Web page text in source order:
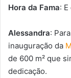
Hora da Fama:
Alessandra:
inauguração da
de 600 m² que
dedicação.